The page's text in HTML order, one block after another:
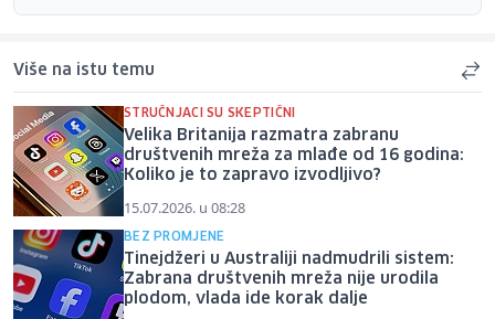
Više na istu temu
STRUČNJACI SU SKEPTIČNI
Velika Britanija razmatra zabranu
društvenih mreža za mlađe od 16 godina:
Koliko je to zapravo izvodljivo?
15.07.2026. u 08:28
BEZ PROMJENE
Tinejdžeri u Australiji nadmudrili sistem:
Zabrana društvenih mreža nije urodila
plodom, vlada ide korak dalje